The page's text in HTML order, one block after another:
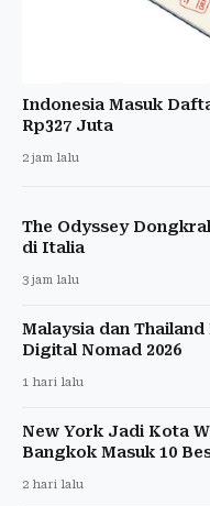
Indonesia Masuk
Rp327 Juta
2 jam lalu
The Odyssey
di Italia
3 jam lalu
Malaysia dan
Digital Nomad 2026
1 hari lalu
New York Jadi Kota
Bangkok Masuk 10
2 hari lalu